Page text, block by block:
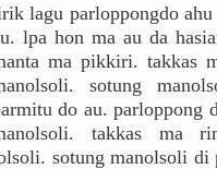
lagu parloppongdo ahu
lpa hon ma au da
ma pikkiri. takkas
sotung
do au. parloppong
takkas ma
sotung manolsoli